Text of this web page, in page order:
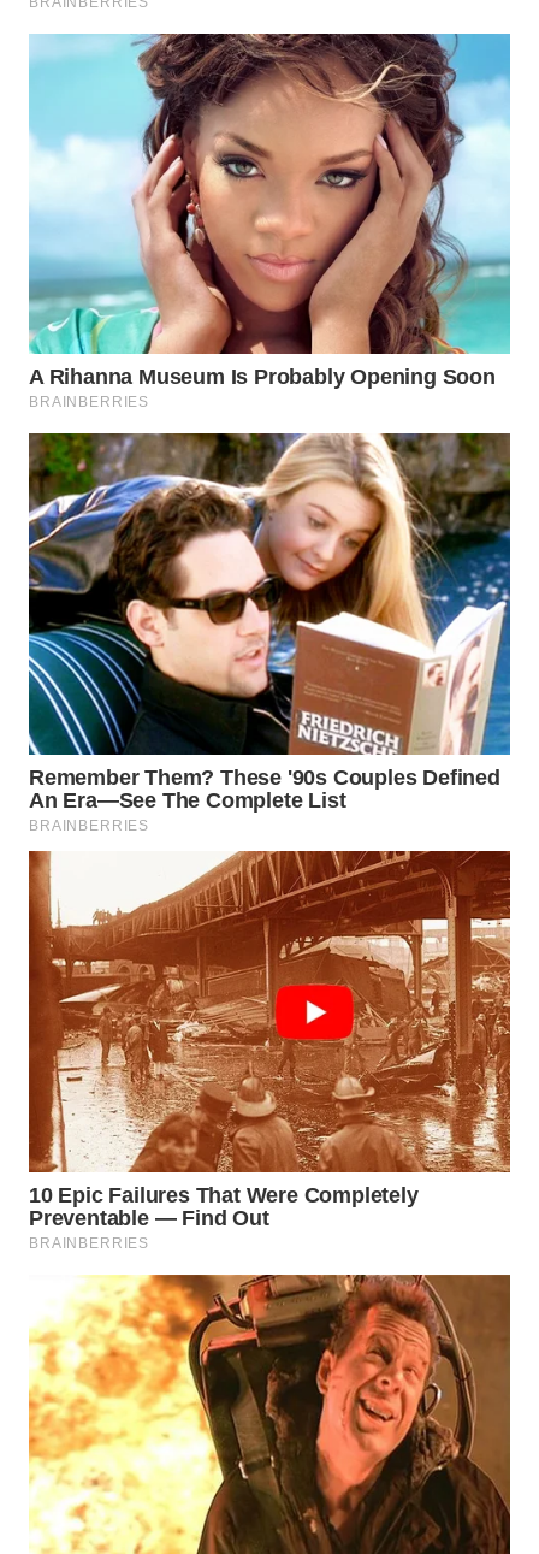
INDRAMAYU
MAJALENGKA
WN
SUBANG
WN
SUKABUMI
WN
PURWAKARTA
WN
PRIANGAN
TIMUR
WN
SEMARANG
WN
SOLO
WN
MADURA
WN
SURABAYA
WN
NATUNA
WN
BINTAN
MANDALIKA
WN
LIKUPANG
WN
LABUANBAJO
WN